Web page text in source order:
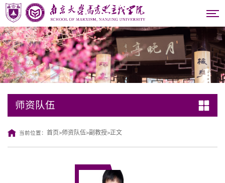
师资队伍
当前位置： 首页>师资队伍>副教授>正文